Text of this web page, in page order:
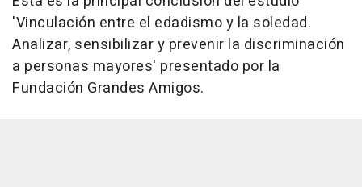
'Vinculación entre el edadismo y la soledad.
Analizar, sensibilizar y prevenir la discriminación
a personas mayores' presentado por la
Fundación Grandes Amigos.